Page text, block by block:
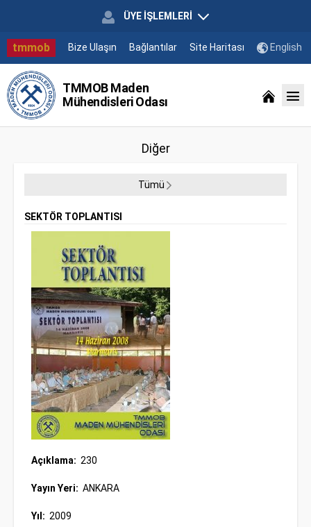
ÜYE İŞLEMLERİ
tmmob Bize Ulaşın Bağlantılar Site Haritası English
TMMOB Maden
Mühendisleri Odası
Diğer
Tümü
SEKTÖR TOPLANTISI
Açıklama: 230
Yayın Yeri: ANKARA
Yıl: 2009